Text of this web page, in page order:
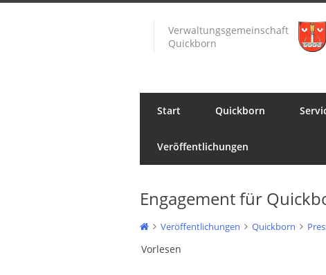
Verwaltungsgemeinschaft
Quickborn
Start Quickborn
Veröffentlichungen
Engagement für
Veröffentlichungen Quickborn
Vorlesen